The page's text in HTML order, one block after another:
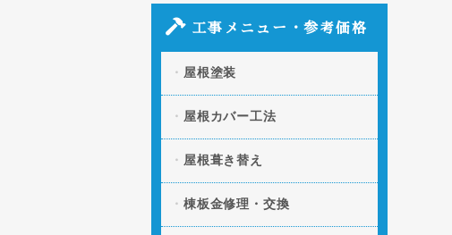
2026.05.09
「瓦屋根のズレ・割れの
原因と部分修理の方法」の記事を追加し
ました。
2026.04.06
欠けを放置するとどうなる？修理方法と
費用」の記事を追加しました。
2026.03.11
「凍害による屋根への被
害とは？起きやすい条件や予防策」の記
事を追加しました。
2026.01.20
「屋根の断熱・遮熱性を
工事メニュー・参考価格
屋根塗装
屋根カバー工法
屋根葺き替え
棟板金修理・交換